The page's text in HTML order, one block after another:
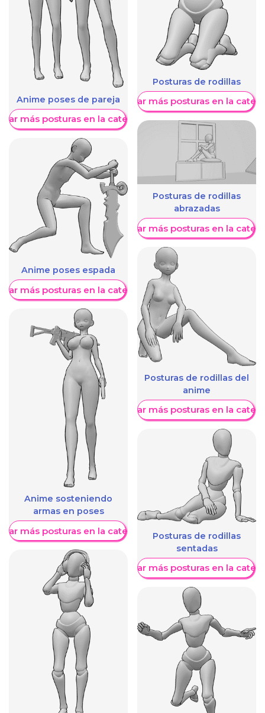
Anime poses de pareja
más posturas en la categoría
Anime poses espada
más posturas en la categoría
Anime sosteniendo
armas en poses
más posturas en la categoría
Posturas de rodillas
Mostrar más posturas en la
Posturas de rodillas
abrazadas
Mostrar más posturas en la
Posturas de rodillas del
anime
Mostrar más posturas en la
Posturas de rodillas
sentadas
Mostrar más posturas en la